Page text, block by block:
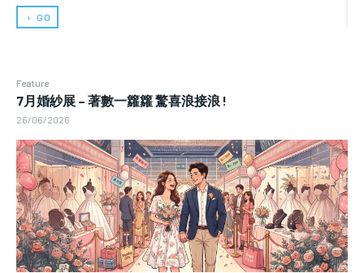
﹢ GO
Feature
7月婚紗展 – 著數一籮籮 驚喜浪接浪 !
26/06/2026